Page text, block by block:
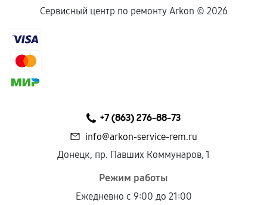
Сервисный центр по ремонту Arkon © 2026
+7 (863) 276-88-73
info@arkon-service-rem.ru
Донецк, пр. Павших Коммунаров, 1
Режим работы
Ежедневно с 9:00 до 21:00